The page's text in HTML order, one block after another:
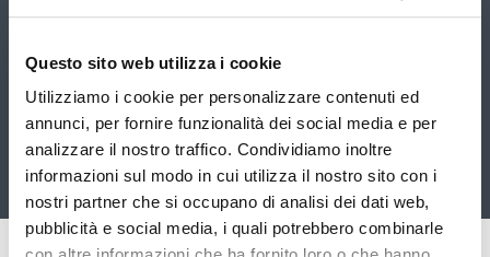
Questo sito web utilizza i cookie
Utilizziamo i cookie per personalizzare contenuti ed
annunci, per fornire funzionalità dei social media e per
analizzare il nostro traffico. Condividiamo inoltre
informazioni sul modo in cui utilizza il nostro sito con i
nostri partner che si occupano di analisi dei dati web,
pubblicità e social media, i quali potrebbero combinarle
freccia
Maranello (Mo). L' Istituto Ferrari
Pubblicato: 12 Gennaio 2026